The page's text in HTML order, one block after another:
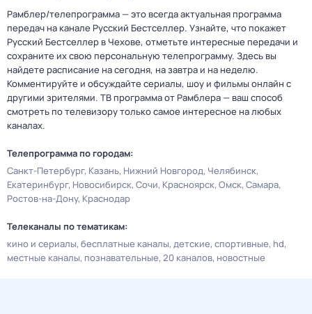
Рамблер/телепрограмма — это всегда актуальная программа
передач на канале Русский Бестселлер. Узнайте, что покажет
Русский Бестселлер в Чехове, отметьте интересные передачи и
сохраните их свою персональную телепрограмму. Здесь вы
найдете расписание на сегодня, на завтра и на неделю.
Комментируйте и обсуждайте сериалы, шоу и фильмы онлайн с
другими зрителями. ТВ программа от Рамблера — ваш способ
смотреть по телевизору только самое интересное на любых
каналах.
Телепрограмма по городам:
Санкт-Петербург Казань Нижний Новгород Челябинск
Екатеринбург Новосибирск Сочи Красноярск Омск Самара
Ростов-на-Дону Краснодар
Телеканалы по тематикам:
кино и сериалы бесплатные каналы детские спортивные hd
местные каналы познавательные 20 каналов новостные